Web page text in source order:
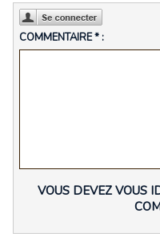
COMMENTAIRE * :
VOUS DEVEZ VOUS